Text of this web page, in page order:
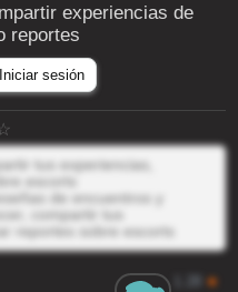
experiencias de
reportes
Iniciar sesión
tus experiencias,
escorts
de encuentros y
compartir tus
reportes sobre escorts
★